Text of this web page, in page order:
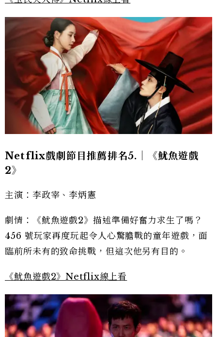
Netflix戲劇節目推薦排名5.｜《魷魚遊戲
2》
主演：李政宰、李炳憲
劇情：《魷魚遊戲2》描述準備好奮力求生了嗎？
456 號玩家再度玩起令人心驚膽戰的童年遊戲，面
臨前所未有的致命挑戰，但這次他另有目的。
《魷魚遊戲2》Netflix線上看